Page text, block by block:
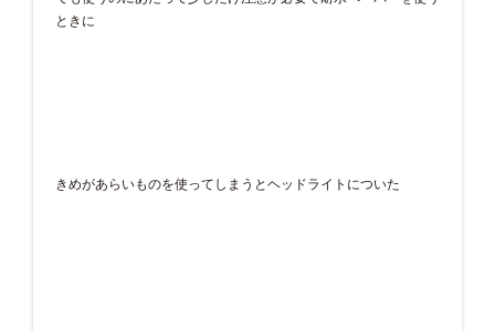
ときに
きめがあらいものを使ってしまうとヘッドライトについた